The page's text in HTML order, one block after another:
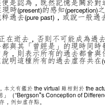
時(present)的感知(perception)
過去(pure past)，或說一般過
在逝去，否則不可能成為過
與其「曾經是」的現時同時
，則表示所有的過去都會與
明這種所有的過去虛存共在
文有鑑於 the virtual 雖相對於 the
（“Bergson‟s Conception of
例如虛存點。